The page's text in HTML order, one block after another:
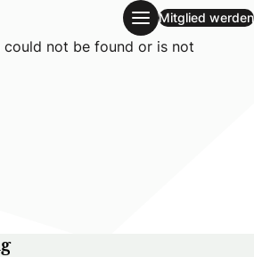
Mitglied werden
could not be found or is not